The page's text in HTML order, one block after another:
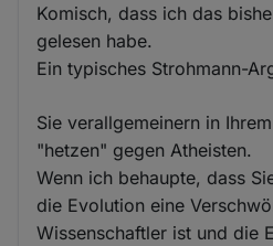
Komisch, dass ich das
gelesen habe.
Ein typisches Strohmann-
Sie verallgemeinern in
"hetzen" gegen Atheisten.
Wenn ich behaupte, dass
die Evolution eine
Wissenschaftler ist und die